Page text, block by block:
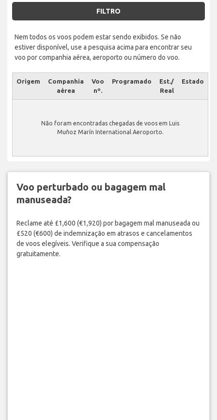
FILTRO
Nem todos os voos podem estar sendo exibidos. Se não
estiver disponível, use a pesquisa acima para encontrar seu
voo por companhia aérea, aeroporto ou número do voo.
Origem
Companhia
aérea
Voo
nº.
Programado
Est./
Real
Estado
Não foram encontradas chegadas de voos em Luis
Muñoz Marín International Aeroporto.
Voo perturbado ou bagagem mal
manuseada?
Reclame até £1,600 (€1,920) por bagagem mal manuseada ou
£520 (€600) de indemnização em atrasos e cancelamentos
de voos elegíveis. Verifique a sua compensação
gratuitamente.